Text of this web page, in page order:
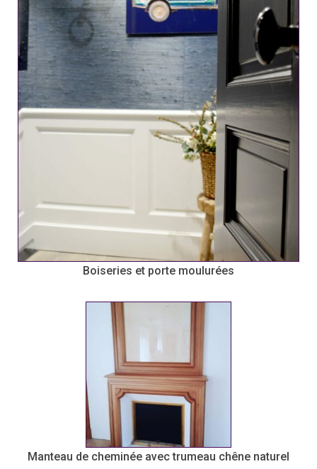
Boiseries et porte moulurées
Manteau de cheminée avec trumeau chêne naturel